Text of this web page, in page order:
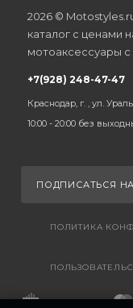
2026 ©
каталог с ценами
мотоаксессуары с
+7(928) 248-47-47
Краснодар, г. , ул.
10:00 - 20:00 без
ПОДПИСАТЬСЯ
ПОЛИТИКА